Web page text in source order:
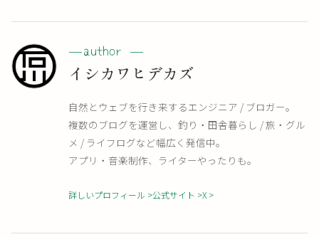
イシカワヒデカズ
自然とウェブを行き来するエンジニア / ブロガー。
複数のブログを運営し、釣り・田舎暮らし / 旅・グル
メ / ライフログなど幅広く発信中。
アプリ・音楽制作、ライターやったりも。
詳しいプロフィール 公式サイト X